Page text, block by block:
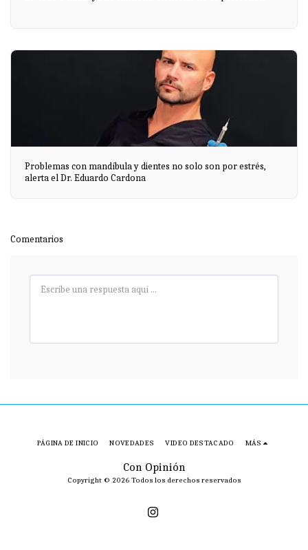
Problemas con mandíbula y dientes no solo son por estrés,
alerta el Dr. Eduardo Cardona
Comentarios
Con Opinión
Copyright © 2026 Todos los derechos reservados
PÁGINA DE INICIO NOVEDADES VIDEO DESTACADO MÁS